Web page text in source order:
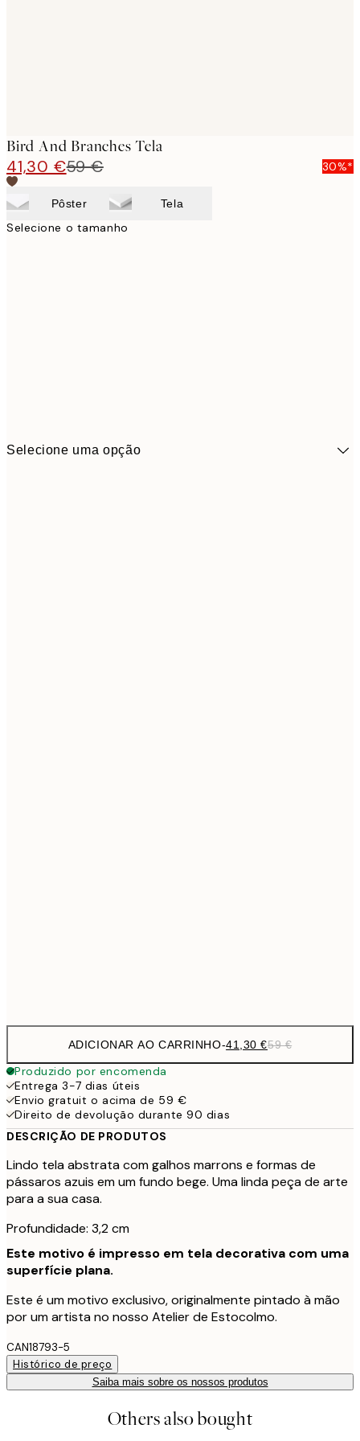
Bird And Branches Tela
41,30 €59 € 30%*
Pôster Tela
Selecione o tamanho
Selecione uma opção
ADICIONAR AO CARRINHO-41,30 €59 €
Produzido por encomenda
Entrega 3-7 dias úteis
Envio gratuit o acima de 59 €
Direito de devolução durante 90 dias
DESCRIÇÃO DE PRODUTOS
Lindo tela abstrata com galhos marrons e formas de
pássaros azuis em um fundo bege. Uma linda peça de arte
para a sua casa.
Profundidade: 3,2 cm
Este motivo é impresso em tela decorativa com uma
superfície plana.
Este é um motivo exclusivo, originalmente pintado à mão
por um artista no nosso Atelier de Estocolmo.
CAN18793-5
Histórico de preço
Saiba mais sobre os nossos produtos
Others also bought